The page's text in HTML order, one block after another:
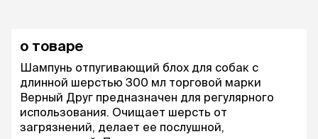
о товаре
Шампунь отпугивающий блох для собак с
длинной шерстью 300 мл торговой марки
Верный Друг предназначен для регулярного
использования. Очищает шерсть от
загрязнений, делает ее послушной,